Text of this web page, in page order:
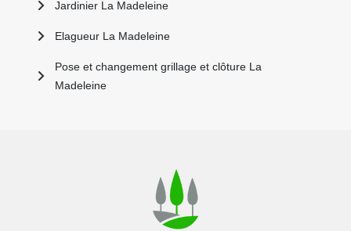
Jardinier La Madeleine
Elagueur La Madeleine
Pose et changement grillage et clôture La
Madeleine